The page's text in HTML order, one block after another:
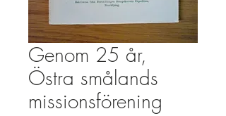
Genom 25 år,
Östra smålands
missionsförening